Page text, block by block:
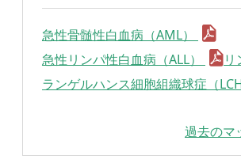
急性骨髄性白血病（AML）
急性リンパ性白血病（ALL）
ランゲルハンス細胞組織球症（
過去のマ